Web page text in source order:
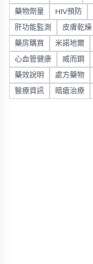
藥物劑量 HIV預防
肝功能監測 皮膚乾燥
藥房購買 米諾地爾
心血管健康 威而鋼
藥效說明 處方藥物
醫療資訊 暗瘡治療